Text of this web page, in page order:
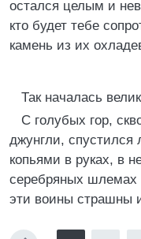
остался целым и
кто будет тебе
камень из их
Так началась
С голубых гор,
джунгли, спустился
копьями в руках, в
серебряных шлемах
эти воины страшны